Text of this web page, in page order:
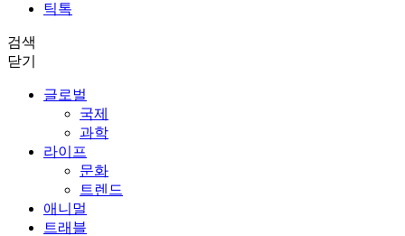
틱톡
검색
닫기
글로벌
국제
과학
라이프
문화
트렌드
애니멀
트래블